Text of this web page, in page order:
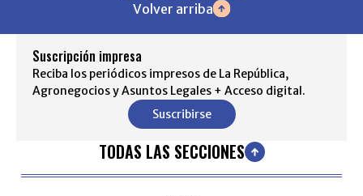
Volver arriba
Suscripción impresa
Reciba los periódicos impresos de La República,
Agronegocios y Asuntos Legales + Acceso digital.
Suscribirse
TODAS LAS SECCIONES